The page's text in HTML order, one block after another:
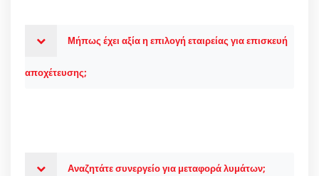
Μήπως έχει αξία η επιλογή εταιρείας για επισκευή
αποχέτευσης;
Αναζητάτε συνεργείο για μεταφορά λυμάτων;